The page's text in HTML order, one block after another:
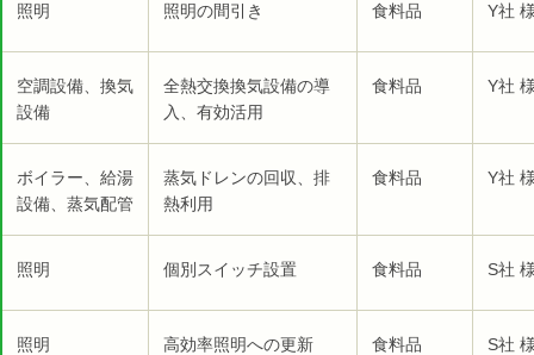
照明 照明の間引き 食料品 Y社
空調設備、換気
設備
全熱交換換気設備の導
入、有効活用
食料品 Y社
ボイラー、給湯
設備、蒸気配管
蒸気ドレンの回収、排
熱利用
食料品 Y社
照明 個別スイッチ設置 食料品 S社
照明 高効率照明への更新 食料品 S社